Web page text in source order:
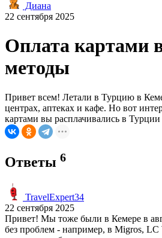
Диана
22 сентября 2025
Оплата картами
методы
Привет всем! Летали в Турцию в
центрах, аптеках и кафе. Но вот
картами вы расплачивались в
Ответы 6
TravelExpert34
22 сентября 2025
Привет! Мы тоже были в Кемере в
без проблем - например, в Migros,